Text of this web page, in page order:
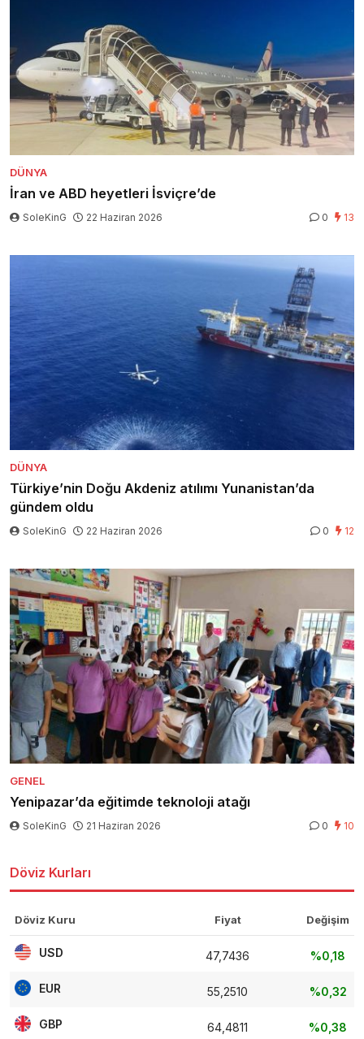
DÜNYA
İran ve ABD heyetleri İsviçre’de
SoleKinG 22 Haziran 2026 0 13
DÜNYA
Türkiye’nin Doğu Akdeniz atılımı Yunanistan’da
gündem oldu
SoleKinG 22 Haziran 2026 0 12
GENEL
Yenipazar’da eğitimde teknoloji atağı
SoleKinG 21 Haziran 2026 0 10
Döviz Kurları
Döviz Kuru Fiyat Değişim
USD 47,7436 %0,18
EUR 55,2510 %0,32
GBP 64,4811 %0,38